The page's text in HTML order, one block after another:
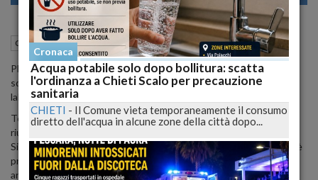
Cronaca nazionale 13 Febbraio 2015 05:19
PERUGIA - È stato finalmente assicurato alla giustizia lo
squartatore di Perugia che aveva installato un vero e proprio
laboratorio della tortura in casa.
Torture e sevizie inimmaginabili quelle che riservava ai gatti che
riusciva a torturare.
Si era stabilito in una cantina occupata abusivamente a San Sisto è
proprio lì è stato beccato il 21enne denunciato per uccisione di
animali e invasione di edifici.
Cronaca
Acqua potabile solo dopo bollitura: scatta
l'ordinanza a Chieti Scalo per precauzione
sanitaria
CHIETI - Il Comune vieta temporaneamente il consumo
diretto dell'acqua in alcune zone della città dopo...